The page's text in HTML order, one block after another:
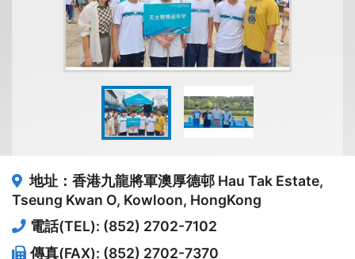
地址：香港九龍將軍澳厚德邨 Hau Tak Estate,
Tseung Kwan O, Kowloon, HongKong
電話(TEL): (852) 2702-7102
傳真(FAX): (852) 2702-7370